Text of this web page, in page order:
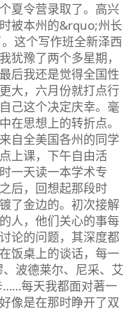
令营录取了。高兴
被本州的&rquo;州长
这个写作班全新泽西
犹豫了两个多星期，
后我还是觉得全国性
大，六月份就打点行
己这个决定庆幸。毫
在思想上的转折点。
自全美国各州的同学
上课，下午自由活
一天读一本学术专
后，回想起那段时
了金边的。初次接解
人，他们关心的事每
论的问题，其深度都
饭桌上的谈话，每一
波德莱尔、尼采、艾
……每天我都面对著一
像是在那时睁开了双